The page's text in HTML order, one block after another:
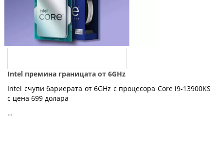
Intel премина границата от 6GHz
Intel счупи бариерата от 6GHz с процесора Core i9-13900KS
с цена 699 долара
…